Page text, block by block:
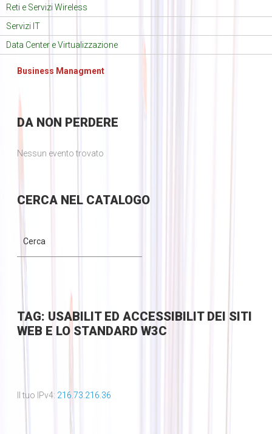
Reti e Servizi Wireless
Servizi IT
Data Center e Virtualizzazione
Business Managment
DANON PERDERE
Nessun evento trovato
CERCANEL CATALOGO
TAG: USABILIT ED ACCESSIBILIT DEI SITI
WEB E LO STANDARD W3C
Il tuo IPv4: 216.73.216.36